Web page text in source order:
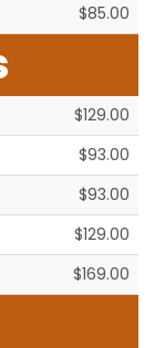
$85.00
$129.00
$93.00
$93.00
$129.00
$169.00